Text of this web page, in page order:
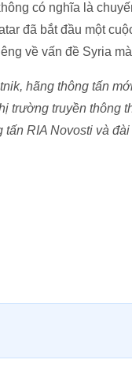
có nghĩa là
đã bắt đầu một
về vấn đề Syria
hãng thông tấn
trường truyền thông
RIA Novosti và